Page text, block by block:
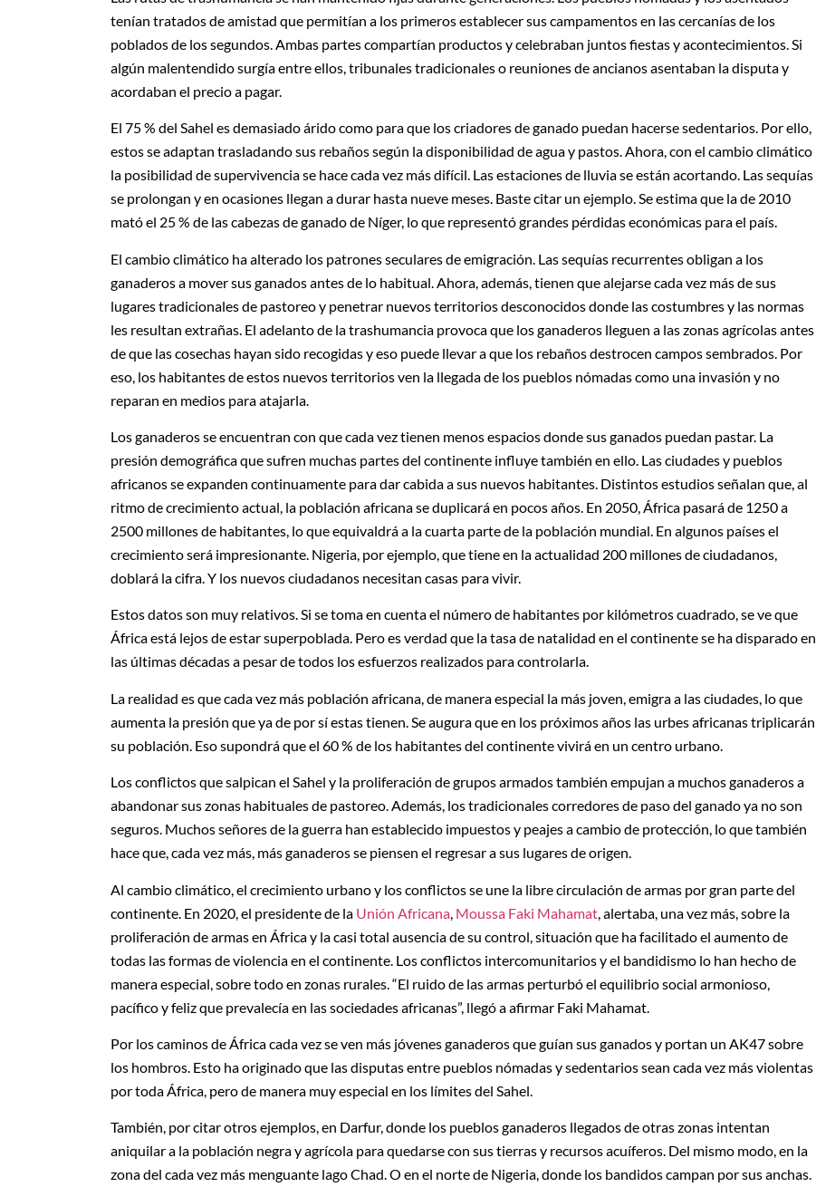
tenían tratados de amistad que permitían a los primeros establecer sus campamentos en las cercanías de los
poblados de los segundos. Ambas partes compartían productos y celebraban juntos fiestas y acontecimientos. Si
algún malentendido surgía entre ellos, tribunales tradicionales o reuniones de ancianos asentaban la disputa y
acordaban el precio a pagar.
El 75 % del Sahel es demasiado árido como para que los criadores de ganado puedan hacerse sedentarios. Por ello,
estos se adaptan trasladando sus rebaños según la disponibilidad de agua y pastos. Ahora, con el cambio climático
la posibilidad de supervivencia se hace cada vez más difícil. Las estaciones de lluvia se están acortando. Las sequías
se prolongan y en ocasiones llegan a durar hasta nueve meses. Baste citar un ejemplo. Se estima que la de 2010
mató el 25 % de las cabezas de ganado de Níger, lo que representó grandes pérdidas económicas para el país.
El cambio climático ha alterado los patrones seculares de emigración. Las sequías recurrentes obligan a los
ganaderos a mover sus ganados antes de lo habitual. Ahora, además, tienen que alejarse cada vez más de sus
lugares tradicionales de pastoreo y penetrar nuevos territorios desconocidos donde las costumbres y las normas
les resultan extrañas. El adelanto de la trashumancia provoca que los ganaderos lleguen a las zonas agrícolas antes
de que las cosechas hayan sido recogidas y eso puede llevar a que los rebaños destrocen campos sembrados. Por
eso, los habitantes de estos nuevos territorios ven la llegada de los pueblos nómadas como una invasión y no
reparan en medios para atajarla.
Los ganaderos se encuentran con que cada vez tienen menos espacios donde sus ganados puedan pastar. La
presión demográfica que sufren muchas partes del continente influye también en ello. Las ciudades y pueblos
africanos se expanden continuamente para dar cabida a sus nuevos habitantes. Distintos estudios señalan que, al
ritmo de crecimiento actual, la población africana se duplicará en pocos años. En 2050, África pasará de 1250 a
2500 millones de habitantes, lo que equivaldrá a la cuarta parte de la población mundial. En algunos países el
crecimiento será impresionante. Nigeria, por ejemplo, que tiene en la actualidad 200 millones de ciudadanos,
doblará la cifra. Y los nuevos ciudadanos necesitan casas para vivir.
Estos datos son muy relativos. Si se toma en cuenta el número de habitantes por kilómetros cuadrado, se ve que
África está lejos de estar superpoblada. Pero es verdad que la tasa de natalidad en el continente se ha disparado en
las últimas décadas a pesar de todos los esfuerzos realizados para controlarla.
La realidad es que cada vez más población africana, de manera especial la más joven, emigra a las ciudades, lo que
aumenta la presión que ya de por sí estas tienen. Se augura que en los próximos años las urbes africanas triplicarán
su población. Eso supondrá que el 60 % de los habitantes del continente vivirá en un centro urbano.
Los conflictos que salpican el Sahel y la proliferación de grupos armados también empujan a muchos ganaderos a
abandonar sus zonas habituales de pastoreo. Además, los tradicionales corredores de paso del ganado ya no son
seguros. Muchos señores de la guerra han establecido impuestos y peajes a cambio de protección, lo que también
hace que, cada vez más, más ganaderos se piensen el regresar a sus lugares de origen.
Al cambio climático, el crecimiento urbano y los conflictos se une la libre circulación de armas por gran parte del
continente. En 2020, el presidente de la Unión Africana Moussa Faki Mahamat , alertaba, una vez más, sobre la
proliferación de armas en África y la casi total ausencia de su control, situación que ha facilitado el aumento de
todas las formas de violencia en el continente. Los conflictos intercomunitarios y el bandidismo lo han hecho de
manera especial, sobre todo en zonas rurales. “El ruido de las armas perturbó el equilibrio social armonioso,
pacífico y feliz que prevalecía en las sociedades africanas”, llegó a afirmar Faki Mahamat.
Por los caminos de África cada vez se ven más jóvenes ganaderos que guían sus ganados y portan un AK47 sobre
los hombros. Esto ha originado que las disputas entre pueblos nómadas y sedentarios sean cada vez más violentas
por toda África, pero de manera muy especial en los límites del Sahel.
También, por citar otros ejemplos, en Darfur, donde los pueblos ganaderos llegados de otras zonas intentan
aniquilar a la población negra y agrícola para quedarse con sus tierras y recursos acuíferos. Del mismo modo, en la
zona del cada vez más menguante lago Chad. O en el norte de Nigeria, donde los bandidos campan por sus anchas.